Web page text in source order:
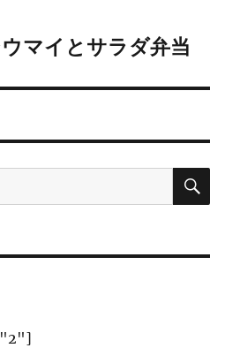
マイとサラダ弁当
検